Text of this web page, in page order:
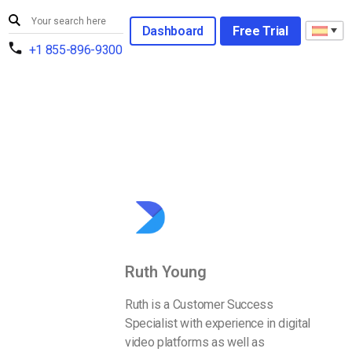
+1 855-896-9300
Dashboard Free Trial
Ruth Young
Ruth is a Customer Success
Specialist with experience in digital
video platforms as well as